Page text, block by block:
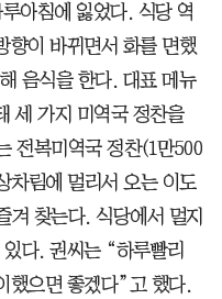
아침에 잃었다. 식당 역
향이 바뀌면서 화를 면했
음식을 한다. 대표 메뉴
세 가지 미역국 정찬을
전복미역국 정찬(1만500
차림에 멀리서 오는 이도
겨 찾는다. 식당에서 멀지
다. 권씨는 “하루빨리
했으면 좋겠다”고 했다.